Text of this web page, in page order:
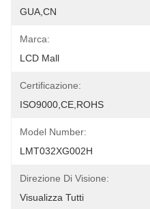
GUA,CN
Marca:
LCD Mall
Certificazione:
ISO9000,CE,ROHS
Model Number:
LMT032XG002H
Direzione Di Visione:
Visualizza Tutti